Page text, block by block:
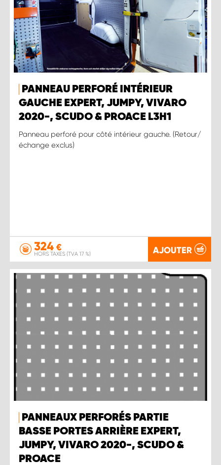
PANNEAU PERFORÉ INTÉRIEUR
GAUCHE EXPERT, JUMPY, VIVARO
2020-, SCUDO & PROACE L3H1
Panneau perforé pour côté intérieur gauche. (Retour/
échange exclus)
324 €
HORS TAXES (TVA 17 %) AJOUTER
PANNEAUX PERFORÉS PARTIE
BASSE PORTES ARRIÈRE EXPERT,
JUMPY, VIVARO 2020-, SCUDO &
PROACE